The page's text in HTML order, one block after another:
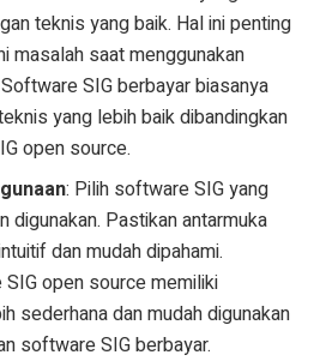
teknis yang baik. Hal ini penting
masalah saat menggunakan
SIG berbayar biasanya
yang lebih baik dibandingkan
open source.
: Pilih software SIG yang
digunakan. Pastikan antarmuka
dan mudah dipahami.
open source memiliki
sederhana dan mudah digunakan
software SIG berbayar.